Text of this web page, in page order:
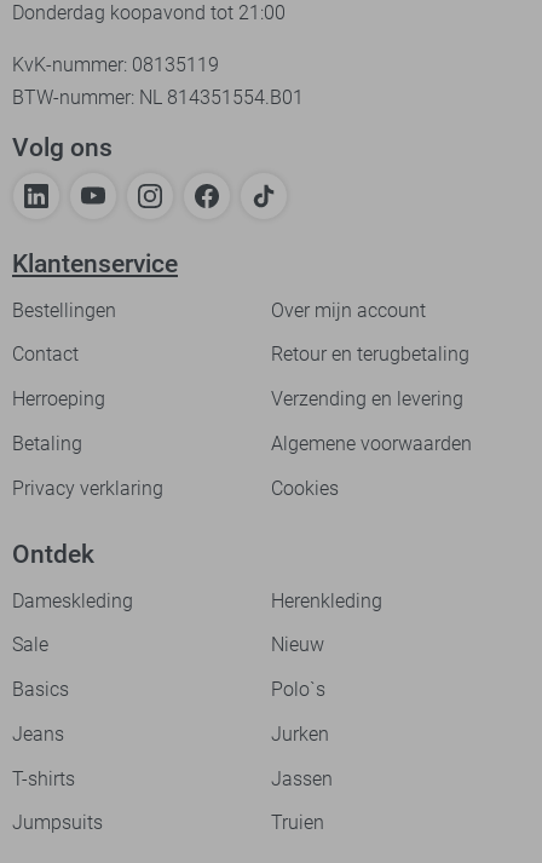
Donderdag koopavond tot 21:00
KvK-nummer: 08135119
BTW-nummer: NL 814351554.B01
Volg ons
Klantenservice
Bestellingen
Over mijn account
Contact
Retour en terugbetaling
Herroeping
Verzending en levering
Betaling
Algemene voorwaarden
Privacy verklaring
Cookies
Ontdek
Dameskleding
Herenkleding
Sale
Nieuw
Basics
Polo`s
Jeans
Jurken
T-shirts
Jassen
Jumpsuits
Truien